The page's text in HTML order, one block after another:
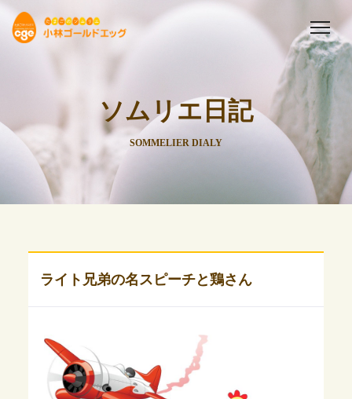
ソムリエ日記
SOMMELIER DIALY
ライト兄弟の名スピーチと鶏さん